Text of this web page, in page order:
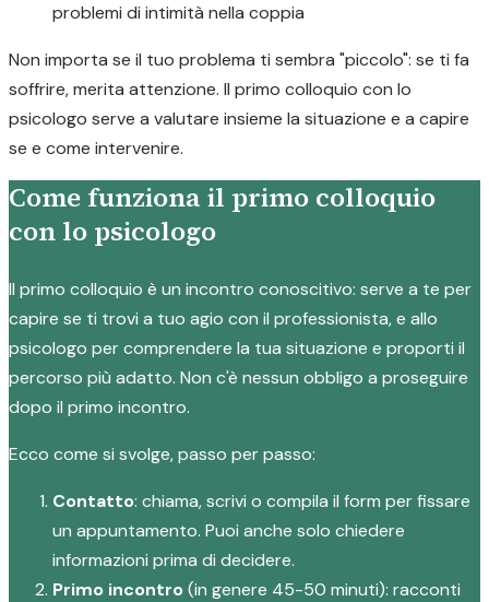
problemi di intimità nella coppia
Non importa se il tuo problema ti sembra "piccolo": se ti fa
soffrire, merita attenzione. Il primo colloquio con lo
psicologo serve a valutare insieme la situazione e a capire
se e come intervenire.
Come funziona il primo colloquio
con lo psicologo
Il primo colloquio è un incontro conoscitivo: serve a te per
capire se ti trovi a tuo agio con il professionista, e allo
psicologo per comprendere la tua situazione e proporti il
percorso più adatto. Non c'è nessun obbligo a proseguire
dopo il primo incontro.
Ecco come si svolge, passo per passo:
Contatto: chiama, scrivi o compila il form per fissare
un appuntamento. Puoi anche solo chiedere
informazioni prima di decidere.
Primo incontro(in genere 45-50 minuti): racconti